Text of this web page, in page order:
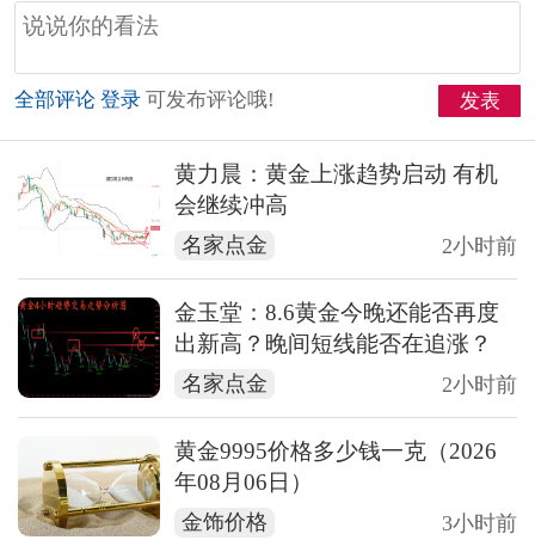
全部评论 登录 可发布评论哦! 发表
黄力晨：黄金上涨趋势启动 有机
会继续冲高
名家点金 2小时前
金玉堂：8.6黄金今晚还能否再度
出新高？晚间短线能否在追涨？
名家点金 2小时前
黄金9995价格多少钱一克（2026
年08月06日）
金饰价格 3小时前